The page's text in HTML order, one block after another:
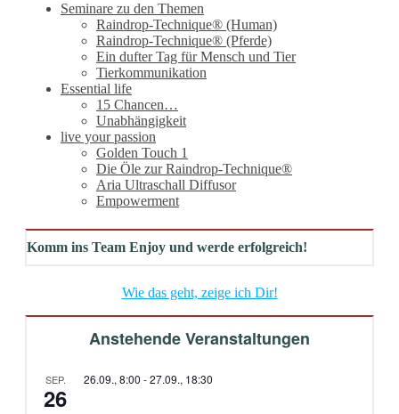
Seminare zu den Themen
Raindrop-Technique® (Human)
Raindrop-Technique® (Pferde)
Ein dufter Tag für Mensch und Tier
Tierkommunikation
Essential life
15 Chancen…
Unabhängigkeit
live your passion
Golden Touch 1
Die Öle zur Raindrop-Technique®
Aria Ultraschall Diffusor
Empowerment
Komm ins Team Enjoy und werde erfolgreich!
Wie das geht, zeige ich Dir!
Anstehende Veranstaltungen
SEP.
26
26.09., 8:00 -27.09., 18:30